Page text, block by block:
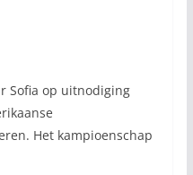
Sofia op uitnodiging
Het kampioenschap